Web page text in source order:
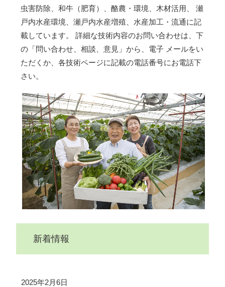
虫害防除、和牛（肥育）、酪農・環境、木材活用、 瀬
戸内水産環境、瀬戸内水産増殖、水産加工・流通に記
載しています。 詳細な技術内容のお問い合わせは、下
の「問い合わせ、相談、意見」から、電子 メールをい
ただくか、各技術ページに記載の電話番号にお電話下
さい。
新着情報
2025年2月6日